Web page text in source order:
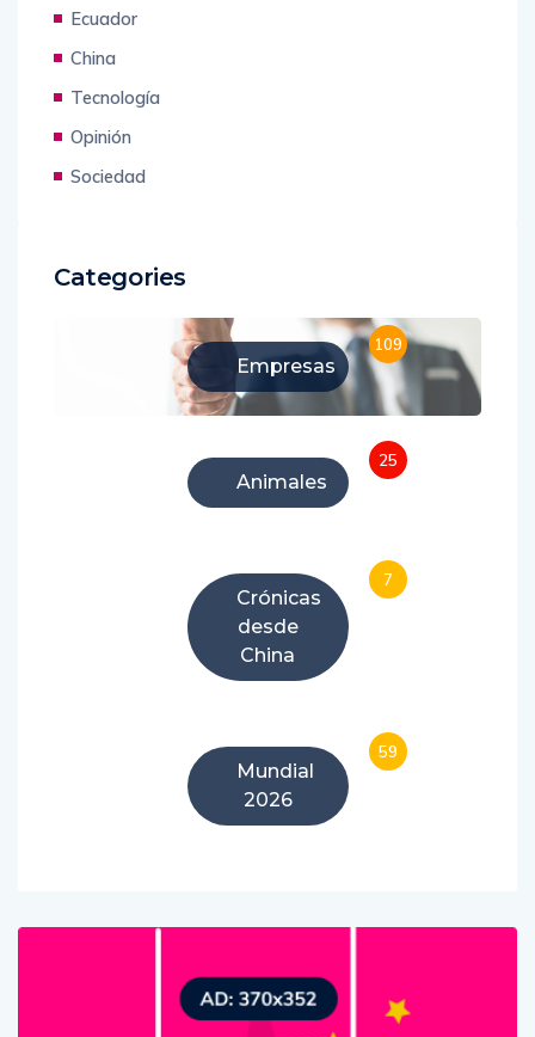
Ecuador
China
Tecnología
Opinión
Sociedad
Categories
Empresas
109
Animales
25
Crónicas
desde
China
7
Mundial
2026
59